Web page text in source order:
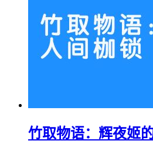
竹取物语：辉夜姬